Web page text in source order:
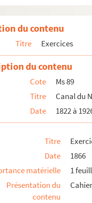
du contenu
Titre Exercices
du contenu
Cote
Ms 89
Titre
Canal du
Date
1822 à
Titre
Date
1866
matérielle
1
Présentation du
contenu